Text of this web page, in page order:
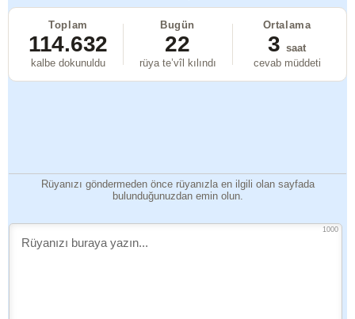
Toplam
114.632
kalbe dokunuldu
Bugün
22
rüya te’vîl kılındı
Ortalama
3 saat
cevab müddeti
Rüyanızı göndermeden önce rüyanızla en ilgili olan sayfada
bulunduğunuzdan emin olun.
1000